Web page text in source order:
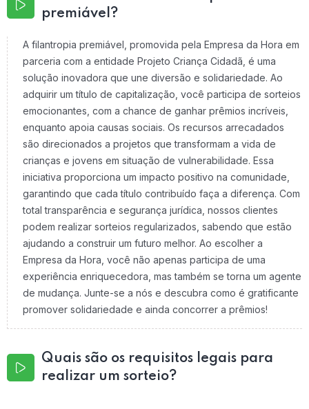
premiável?
A filantropia premiável, promovida pela Empresa da Hora em
parceria com a entidade Projeto Criança Cidadã, é uma
solução inovadora que une diversão e solidariedade. Ao
adquirir um título de capitalização, você participa de sorteios
emocionantes, com a chance de ganhar prêmios incríveis,
enquanto apoia causas sociais. Os recursos arrecadados
são direcionados a projetos que transformam a vida de
crianças e jovens em situação de vulnerabilidade. Essa
iniciativa proporciona um impacto positivo na comunidade,
garantindo que cada título contribuído faça a diferença. Com
total transparência e segurança jurídica, nossos clientes
podem realizar sorteios regularizados, sabendo que estão
ajudando a construir um futuro melhor. Ao escolher a
Empresa da Hora, você não apenas participa de uma
experiência enriquecedora, mas também se torna um agente
de mudança. Junte-se a nós e descubra como é gratificante
promover solidariedade e ainda concorrer a prêmios!
Quais são os requisitos legais para
realizar um sorteio?